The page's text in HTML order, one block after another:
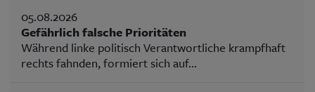
05.08.2026
Gefährlich falsche Prioritäten
Während linke politisch Verantwortliche krampfhaft
rechts fahnden, formiert sich auf...